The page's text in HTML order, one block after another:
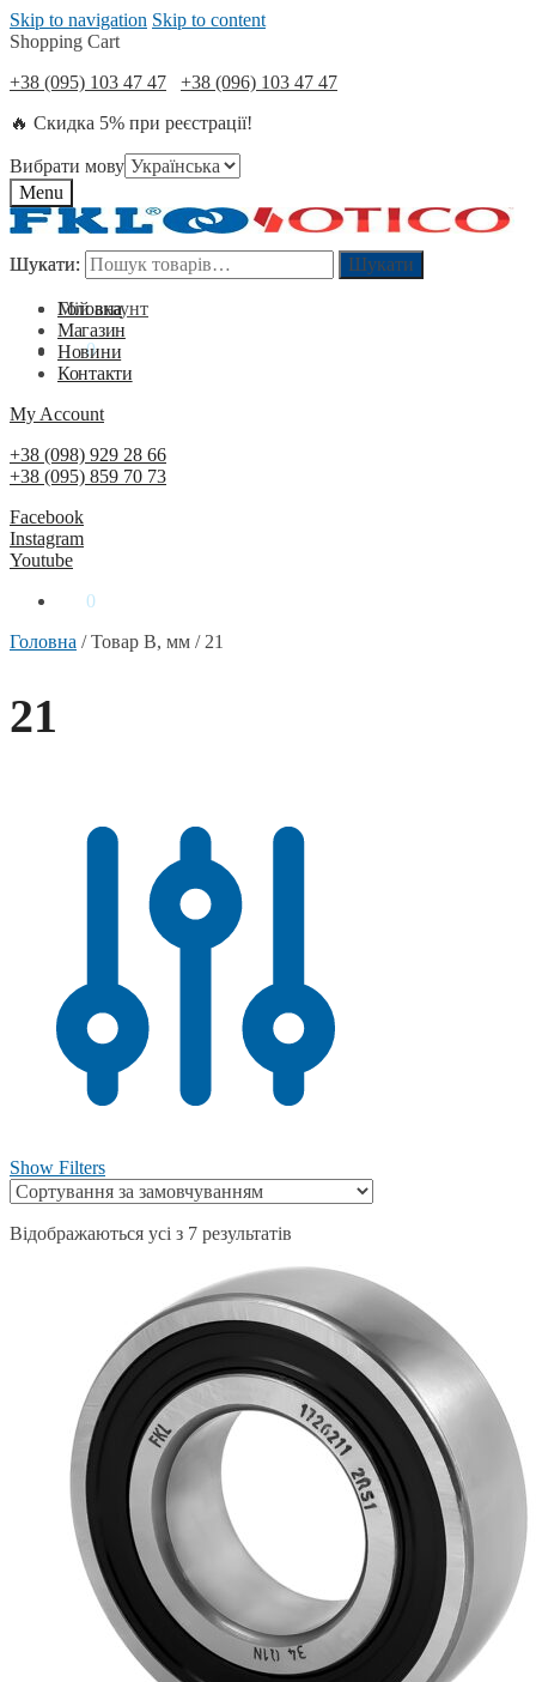
Skip to navigation Skip to content
Shopping Cart
+38 (095) 103 47 47
+38 (096) 103 47 47
🔥 Скидка 5% при реєстрації!
Вибрати мову
Menu
Шукати: Шукати
Мій акаунт
0₴ 0
Шукати: Шукати
Головна
Магазин
Новини
Контакти
My Account
+38 (098) 929 28 66
+38 (095) 859 70 73
Facebook
Instagram
Youtube
0
Головна /Товар B, мм / 21
21
Show Filters
Відображаються усі з 7 результатів